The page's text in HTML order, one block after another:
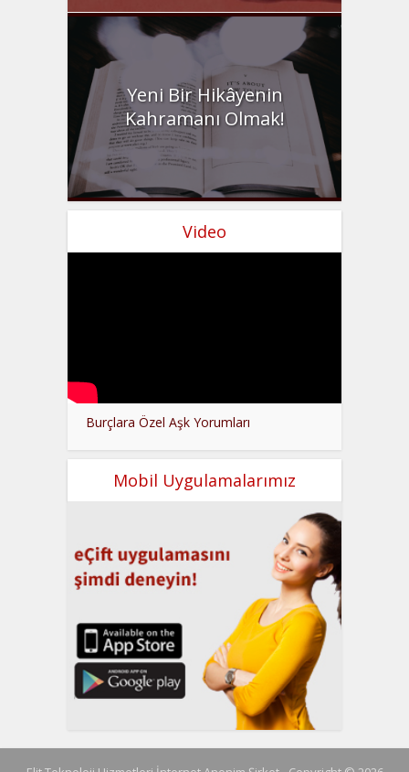
Yeni Bir Hikâyenin
Kahramanı Olmak!
Video
Burçlara Özel Aşk Yorumları
Mobil Uygulamalarımız